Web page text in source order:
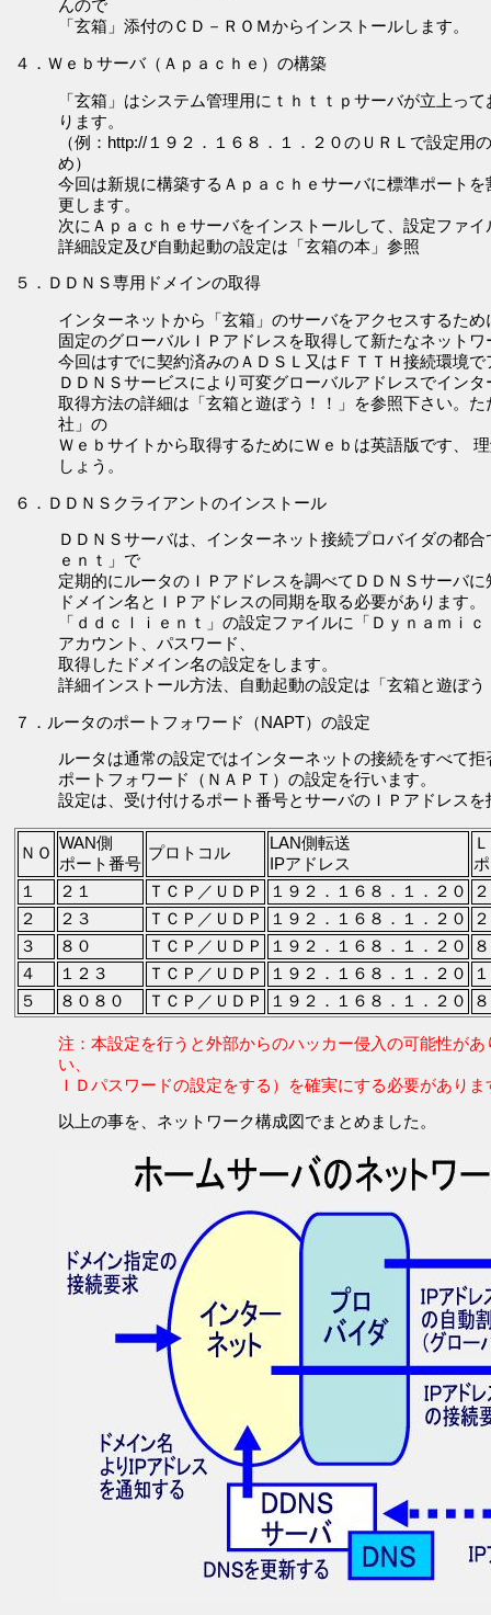
んので
「玄箱」添付のＣＤ－ＲＯＭからインストールします。
４．Ｗｅｂサーバ（Ａｐａｃｈｅ）の構築
「玄箱」はシステム管理用にｔｈｔｔｐサーバが立上っ
ります。
（例：http://１９２．１６８．１．２０のＵＲＬで設定用
め）
今回は新規に構築するＡｐａｃｈｅサーバに標準ポート
更します。
次にＡｐａｃｈｅサーバをインストールして、設定ファ
詳細設定及び自動起動の設定は「玄箱の本」参照
５．ＤＤＮＳ専用ドメインの取得
インターネットから「玄箱」のサーバをアクセスするた
固定のグローバルＩＰアドレスを取得して新たなネット
今回はすでに契約済みのＡＤＳＬ又はＦＴＴＨ接続環境
ＤＤＮＳサービスにより可変グローバルアドレスでイン
取得方法の詳細は「玄箱と遊ぼう！！」を参照下さい
社」の
Ｗｅｂサイトから取得するためにＷｅｂは英語版です、
しょう。
６．ＤＤＮＳクライアントのインストール
ＤＤＮＳサーバは、インターネット接続プロバイダの都
ｅｎｔ」で
定期的にルータのＩＰアドレスを調べてＤＤＮＳサーバに
ドメイン名とＩＰアドレスの同期を取る必要があります。
「ｄｄｃｌｉｅｎｔ」の設定ファイルに「Ｄｙｎａｍ
アカウント、パスワード、
取得したドメイン名の設定をします。
詳細インストール方法、自動起動の設定は「玄箱と遊ぼ
７．ルータのポートフォワード（NAPT）の設定
ルータは通常の設定ではインターネットの接続をすべて
ポートフォワード（ＮＡＰＴ）の設定を行います。
設定は、受け付けるポート番号とサーバのＩＰアドレス
ＮＯ
WAN側
ポート番号
プロトコル
LAN側転送
IPアドレス
１
２１ ＴＣＰ／ＵＤＰ １９２．１６８．１．２０
２
２３ ＴＣＰ／ＵＤＰ １９２．１６８．１．２０
３
８０ ＴＣＰ／ＵＤＰ １９２．１６８．１．２０
４
１２３ ＴＣＰ／ＵＤＰ １９２．１６８．１．２０
５
８０８０ ＴＣＰ／ＵＤＰ １９２．１６８．１．２０
注：本設定を行うと外部からのハッカー侵入の可能性が
い、
ＩＤパスワードの設定をする）を確実にする必要がありま
以上の事を、ネットワーク構成図でまとめました。